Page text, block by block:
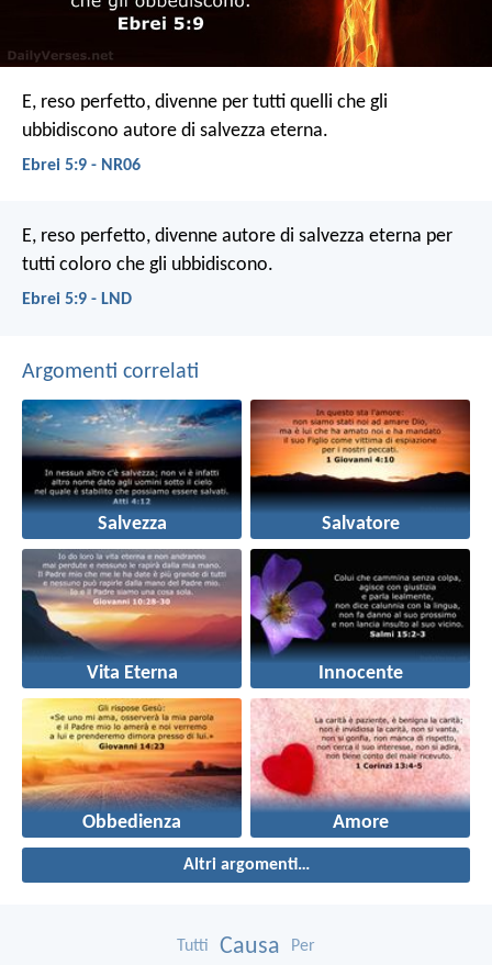
E, reso perfetto, divenne per tutti quelli che gli
ubbidiscono autore di salvezza eterna.
Ebrei 5:9 - NR06
E, reso perfetto, divenne autore di salvezza eterna per
tutti coloro che gli ubbidiscono.
Ebrei 5:9 - LND
Argomenti correlati
Salvezza Salvatore
Vita Eterna Innocente
Obbedienza Amore
Altri argomenti…
Tutti Causa Per